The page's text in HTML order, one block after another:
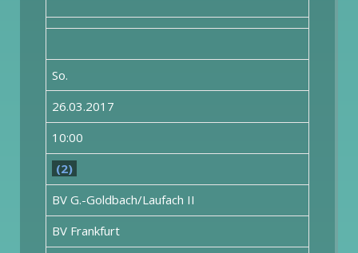
So.
26.03.2017
10:00
(2)
BV G.-Goldbach/Laufach II
BV Frankfurt